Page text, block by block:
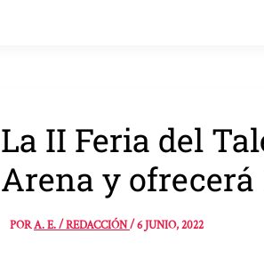
La II Feria del
Arena y ofrecerá
PORA. E. / REDACCIÓN/6 JUNIO, 2022